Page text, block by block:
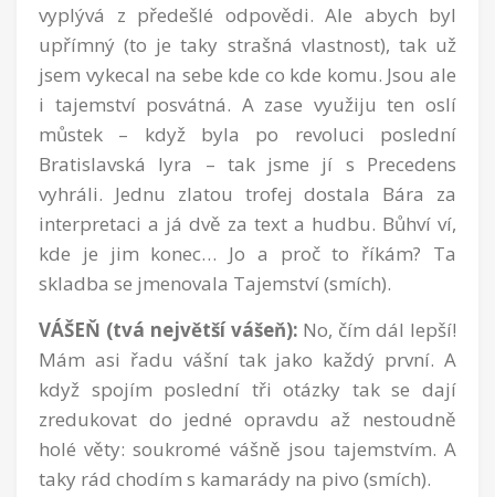
vyplývá z předešlé odpovědi. Ale abych byl
upřímný (to je taky strašná vlastnost), tak už
jsem vykecal na sebe kde co kde komu. Jsou ale
i tajemství posvátná. A zase využiju ten oslí
můstek – když byla po revoluci poslední
Bratislavská lyra – tak jsme jí s Precedens
vyhráli. Jednu zlatou trofej dostala Bára za
interpretaci a já dvě za text a hudbu. Bůhví ví,
kde je jim konec… Jo a proč to říkám? Ta
skladba se jmenovala Tajemství (smích).
VÁŠEŇ (tvá největší vášeň): No, čím dál lepší!
Mám asi řadu vášní tak jako každý první. A
když spojím poslední tři otázky tak se dají
zredukovat do jedné opravdu až nestoudně
holé věty: soukromé vášně jsou tajemstvím. A
taky rád chodím s kamarády na pivo (smích).